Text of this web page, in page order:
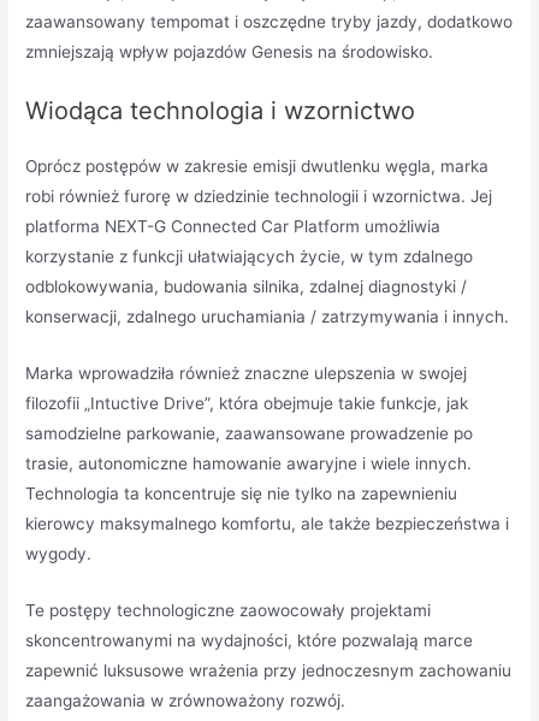
zaawansowany tempomat i oszczędne tryby jazdy, dodatkowo
zmniejszają wpływ pojazdów Genesis na środowisko.
Wiodąca technologia i wzornictwo
Oprócz postępów w zakresie emisji dwutlenku węgla, marka
robi również furorę w dziedzinie technologii i wzornictwa. Jej
platforma NEXT-G Connected Car Platform umożliwia
korzystanie z funkcji ułatwiających życie, w tym zdalnego
odblokowywania, budowania silnika, zdalnej diagnostyki /
konserwacji, zdalnego uruchamiania / zatrzymywania i innych.
Marka wprowadziła również znaczne ulepszenia w swojej
filozofii „Intuctive Drive”, która obejmuje takie funkcje, jak
samodzielne parkowanie, zaawansowane prowadzenie po
trasie, autonomiczne hamowanie awaryjne i wiele innych.
Technologia ta koncentruje się nie tylko na zapewnieniu
kierowcy maksymalnego komfortu, ale także bezpieczeństwa i
wygody.
Te postępy technologiczne zaowocowały projektami
skoncentrowanymi na wydajności, które pozwalają marce
zapewnić luksusowe wrażenia przy jednoczesnym zachowaniu
zaangażowania w zrównoważony rozwój.